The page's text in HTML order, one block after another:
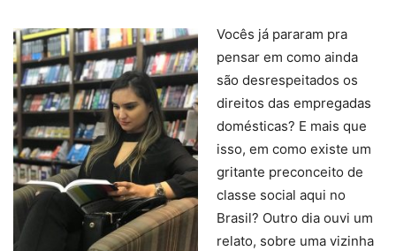
Vocês já pararam pra
pensar em como ainda
são desrespeitados os
direitos das empregadas
domésticas? E mais que
isso, em como existe um
gritante preconceito de
classe social aqui no
Brasil? Outro dia ouvi um
relato, sobre uma vizinha